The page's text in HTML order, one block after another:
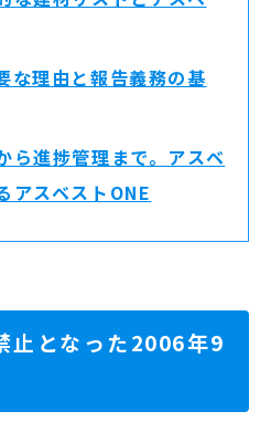
な理由と報告義務の基
ら進捗管理まで。アスベ
アスベストONE
止となった2006年9